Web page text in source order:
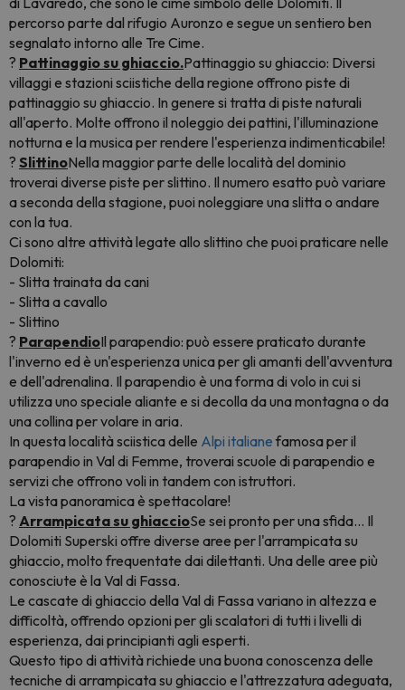
percorso parte dal rifugio Auronzo e segue un sentiero ben
segnalato intorno alle Tre Cime.
? Pattinaggio su ghiaccio.Pattinaggio su ghiaccio: Diversi
villaggi e stazioni sciistiche della regione offrono piste di
pattinaggio su ghiaccio. In genere si tratta di piste naturali
all'aperto. Molte offrono il noleggio dei pattini, l'illuminazione
notturna e la musica per rendere l'esperienza indimenticabile!
? SlittinoNella maggior parte delle località del dominio
troverai diverse piste per slittino. Il numero esatto può variare
a seconda della stagione, puoi noleggiare una slitta o andare
con la tua.
Ci sono altre attività legate allo slittino che puoi praticare nelle
Dolomiti:
- Slitta trainata da cani
- Slitta a cavallo
- Slittino
? ParapendioIl parapendio: può essere praticato durante
l'inverno ed è un'esperienza unica per gli amanti dell'avventura
e dell'adrenalina. Il parapendio è una forma di volo in cui si
utilizza uno speciale aliante e si decolla da una montagna o da
una collina per volare in aria.
In questa località sciistica delle Alpi italianefamosa per il
parapendio in Val di Femme, troverai scuole di parapendio e
servizi che offrono voli in tandem con istruttori.
La vista panoramica è spettacolare!
? Arrampicata su ghiaccioSe sei pronto per una sfida... Il
Dolomiti Superski offre diverse aree per l'arrampicata su
ghiaccio, molto frequentate dai dilettanti. Una delle aree più
conosciute è la Val di Fassa.
Le cascate di ghiaccio della Val di Fassa variano in altezza e
difficoltà, offrendo opzioni per gli scalatori di tutti i livelli di
esperienza, dai principianti agli esperti.
Questo tipo di attività richiede una buona conoscenza delle
tecniche di arrampicata su ghiaccio e l'attrezzatura adeguata,